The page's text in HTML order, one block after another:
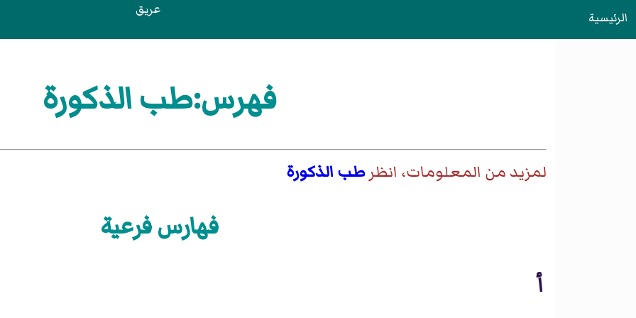
الرئيسية عريق
فهرس:طب الذكورة
لمزيد من المعلومات، انظرطب الذكورة
فهارس فرعية
أ